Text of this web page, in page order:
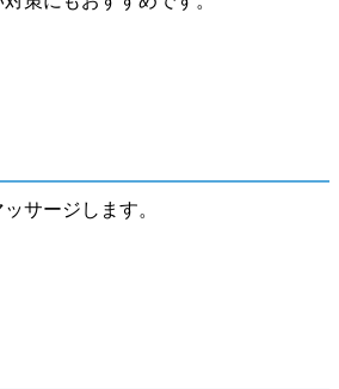
サージします。